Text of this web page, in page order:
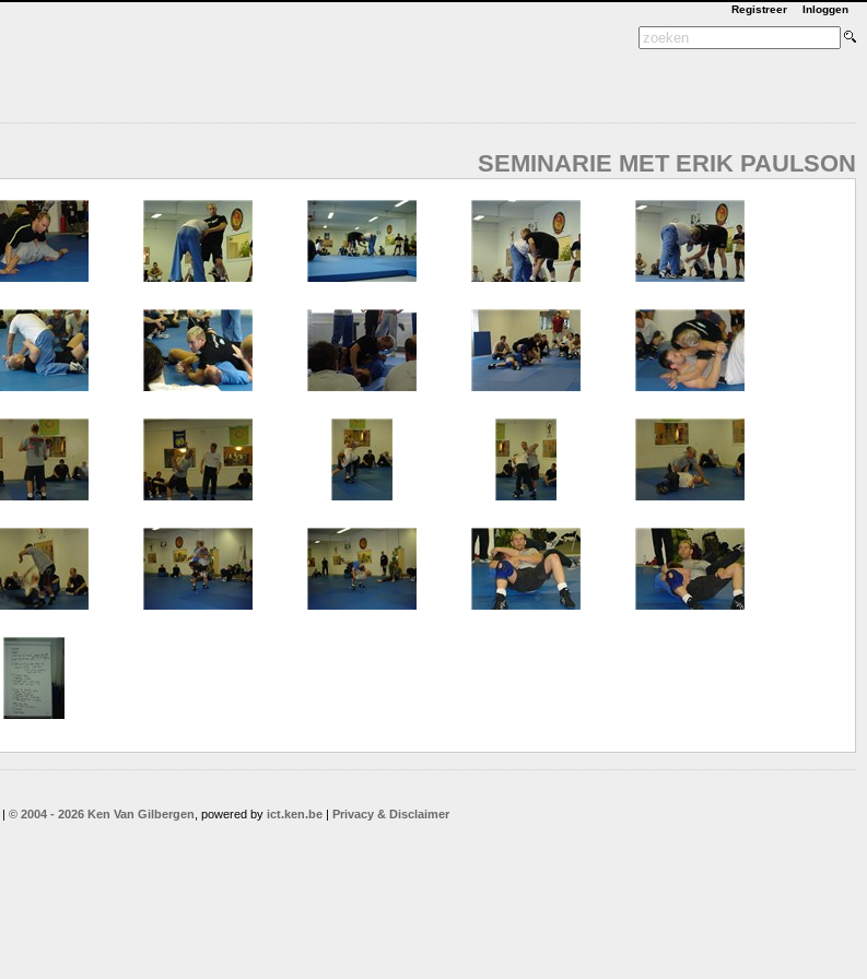
Registreer Inloggen
SEMINARIE MET ERIK PAULSON
| © 2004 - 2026 Ken Van Gilbergen , powered by ict.ken.be | Privacy & Disclaimer